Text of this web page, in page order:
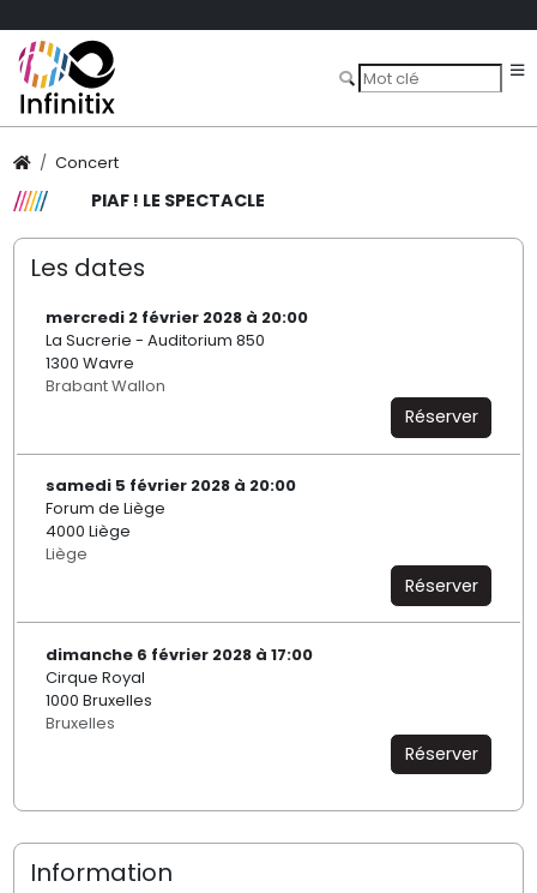
Concert
PIAF ! LE SPECTACLE
Les dates
mercredi 2 février 2028 à 20:00
La Sucrerie - Auditorium 850
1300 Wavre
Brabant Wallon
Réserver
samedi 5 février 2028 à 20:00
Forum de Liège
4000 Liège
Liège
Réserver
dimanche 6 février 2028 à 17:00
Cirque Royal
1000 Bruxelles
Bruxelles
Réserver
Information